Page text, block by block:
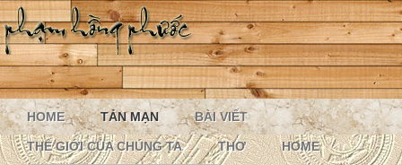
HOME TẢN MẠN BÀI VIẾT
THẾ GIỚI CỦA CHÚNG TA THƠ HOME